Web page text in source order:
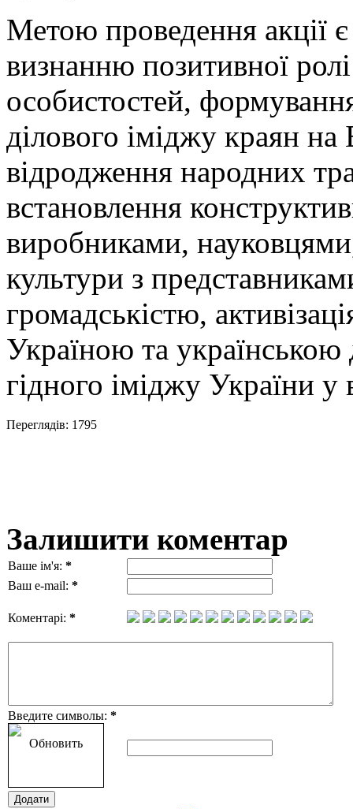
Метою проведення акції
визнанню позитивної ролі
особистостей,
ділового іміджу краян на
відродження народних
встановлення
виробниками,
культури з
громадськістю,
Україною та
гідного іміджу України у
Переглядів: 1795
Залишити коментар
Ваше ім'я: *
Ваш e-mail: *
Коментарі: *
Введите символы: *
Обновить